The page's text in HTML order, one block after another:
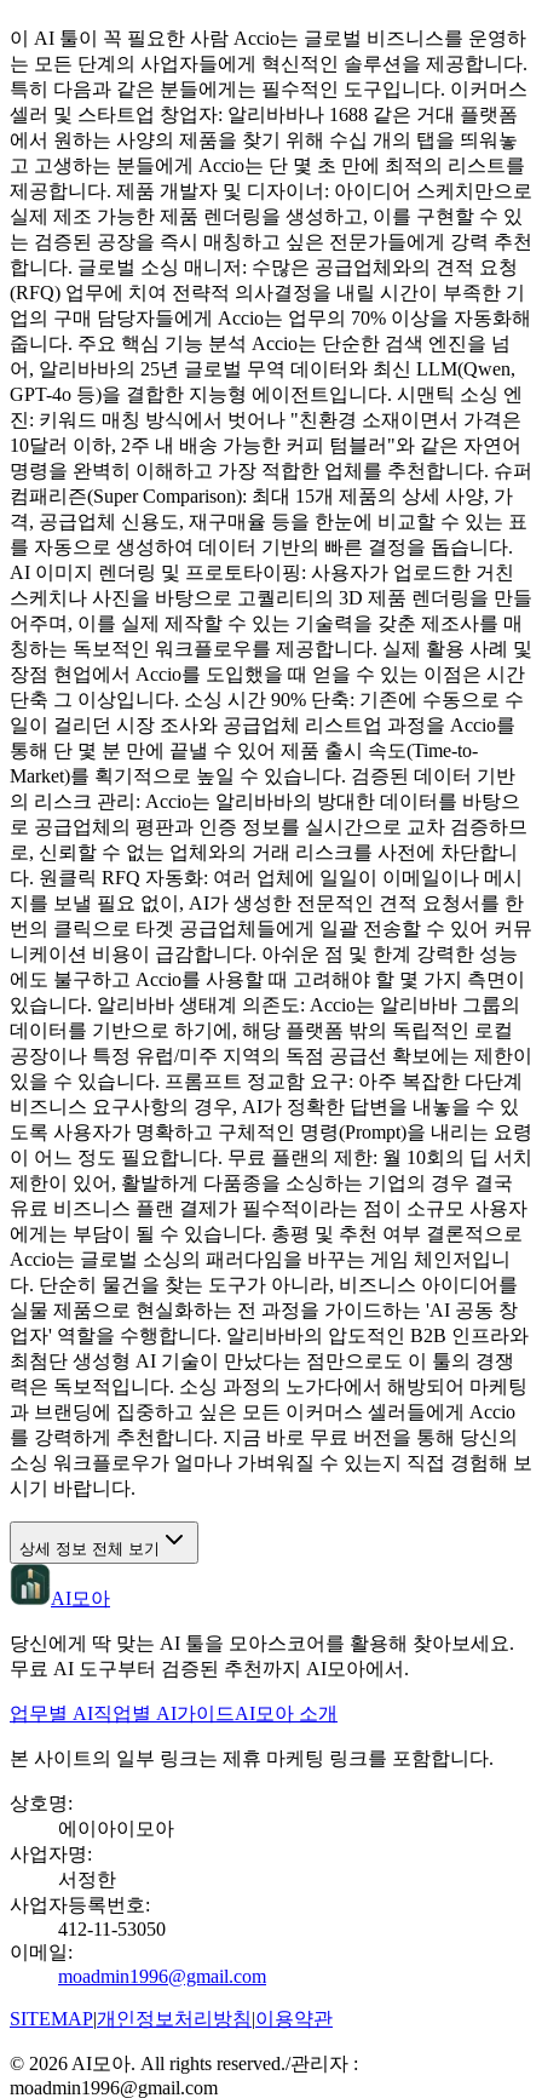
이 AI 툴이 꼭 필요한 사람 Accio는 글로벌 비즈니스를 운영하
는 모든 단계의 사업자들에게 혁신적인 솔루션을 제공합니다.
특히 다음과 같은 분들에게는 필수적인 도구입니다. 이커머스
셀러 및 스타트업 창업자: 알리바바나 1688 같은 거대 플랫폼
에서 원하는 사양의 제품을 찾기 위해 수십 개의 탭을 띄워놓
고 고생하는 분들에게 Accio는 단 몇 초 만에 최적의 리스트를
제공합니다. 제품 개발자 및 디자이너: 아이디어 스케치만으로
실제 제조 가능한 제품 렌더링을 생성하고, 이를 구현할 수 있
는 검증된 공장을 즉시 매칭하고 싶은 전문가들에게 강력 추천
합니다. 글로벌 소싱 매니저: 수많은 공급업체와의 견적 요청
(RFQ) 업무에 치여 전략적 의사결정을 내릴 시간이 부족한 기
업의 구매 담당자들에게 Accio는 업무의 70% 이상을 자동화해
줍니다. 주요 핵심 기능 분석 Accio는 단순한 검색 엔진을 넘
어, 알리바바의 25년 글로벌 무역 데이터와 최신 LLM(Qwen,
GPT-4o 등)을 결합한 지능형 에이전트입니다. 시맨틱 소싱 엔
진: 키워드 매칭 방식에서 벗어나 "친환경 소재이면서 가격은
10달러 이하, 2주 내 배송 가능한 커피 텀블러"와 같은 자연어
명령을 완벽히 이해하고 가장 적합한 업체를 추천합니다. 슈퍼
컴패리즌(Super Comparison): 최대 15개 제품의 상세 사양, 가
격, 공급업체 신용도, 재구매율 등을 한눈에 비교할 수 있는 표
를 자동으로 생성하여 데이터 기반의 빠른 결정을 돕습니다.
AI 이미지 렌더링 및 프로토타이핑: 사용자가 업로드한 거친
스케치나 사진을 바탕으로 고퀄리티의 3D 제품 렌더링을 만들
어주며, 이를 실제 제작할 수 있는 기술력을 갖춘 제조사를 매
칭하는 독보적인 워크플로우를 제공합니다. 실제 활용 사례 및
장점 현업에서 Accio를 도입했을 때 얻을 수 있는 이점은 시간
단축 그 이상입니다. 소싱 시간 90% 단축: 기존에 수동으로 수
일이 걸리던 시장 조사와 공급업체 리스트업 과정을 Accio를
통해 단 몇 분 만에 끝낼 수 있어 제품 출시 속도(Time-to-
Market)를 획기적으로 높일 수 있습니다. 검증된 데이터 기반
의 리스크 관리: Accio는 알리바바의 방대한 데이터를 바탕으
로 공급업체의 평판과 인증 정보를 실시간으로 교차 검증하므
로, 신뢰할 수 없는 업체와의 거래 리스크를 사전에 차단합니
다. 원클릭 RFQ 자동화: 여러 업체에 일일이 이메일이나 메시
지를 보낼 필요 없이, AI가 생성한 전문적인 견적 요청서를 한
번의 클릭으로 타겟 공급업체들에게 일괄 전송할 수 있어 커뮤
니케이션 비용이 급감합니다. 아쉬운 점 및 한계 강력한 성능
에도 불구하고 Accio를 사용할 때 고려해야 할 몇 가지 측면이
있습니다. 알리바바 생태계 의존도: Accio는 알리바바 그룹의
데이터를 기반으로 하기에, 해당 플랫폼 밖의 독립적인 로컬
공장이나 특정 유럽/미주 지역의 독점 공급선 확보에는 제한이
있을 수 있습니다. 프롬프트 정교함 요구: 아주 복잡한 다단계
비즈니스 요구사항의 경우, AI가 정확한 답변을 내놓을 수 있
도록 사용자가 명확하고 구체적인 명령(Prompt)을 내리는 요령
이 어느 정도 필요합니다. 무료 플랜의 제한: 월 10회의 딥 서치
제한이 있어, 활발하게 다품종을 소싱하는 기업의 경우 결국
유료 비즈니스 플랜 결제가 필수적이라는 점이 소규모 사용자
에게는 부담이 될 수 있습니다. 총평 및 추천 여부 결론적으로
Accio는 글로벌 소싱의 패러다임을 바꾸는 게임 체인저입니
다. 단순히 물건을 찾는 도구가 아니라, 비즈니스 아이디어를
실물 제품으로 현실화하는 전 과정을 가이드하는 'AI 공동 창
업자' 역할을 수행합니다. 알리바바의 압도적인 B2B 인프라와
최첨단 생성형 AI 기술이 만났다는 점만으로도 이 툴의 경쟁
력은 독보적입니다. 소싱 과정의 노가다에서 해방되어 마케팅
과 브랜딩에 집중하고 싶은 모든 이커머스 셀러들에게 Accio
를 강력하게 추천합니다. 지금 바로 무료 버전을 통해 당신의
소싱 워크플로우가 얼마나 가벼워질 수 있는지 직접 경험해 보
시기 바랍니다.
상세 정보 전체 보기
AI모아
당신에게 딱 맞는 AI 툴을 모아스코어를 활용해 찾아보세요.
무료 AI 도구부터 검증된 추천까지 AI모아에서.
업무별 AI직업별 AI가이드AI모아 소개
본 사이트의 일부 링크는 제휴 마케팅 링크를 포함합니다.
상호명:
에이아이모아
사업자명:
서정한
사업자등록번호:
412-11-53050
이메일:
moadmin1996@gmail.com
SITEMAP|개인정보처리방침|이용약관
© 2026 AI모아. All rights reserved./관리자 :
moadmin1996@gmail.com